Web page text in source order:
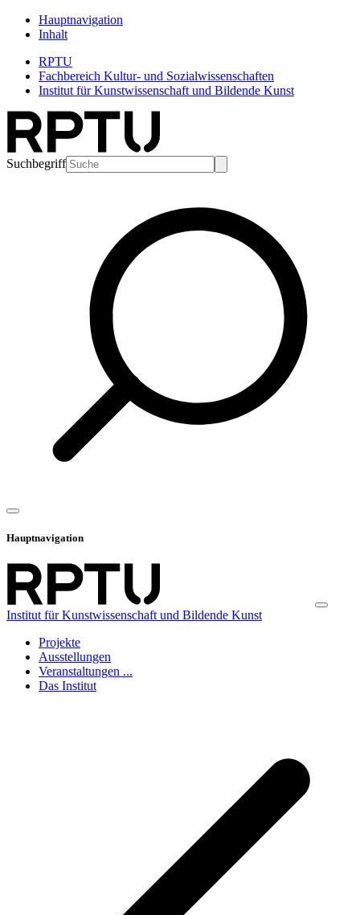
Hauptnavigation
Inhalt
RPTU
Fachbereich Kultur- und Sozialwissenschaften
Institut für Kunstwissenschaft und Bildende Kunst
Suchbegriff
Hauptnavigation
Institut für Kunstwissenschaft und Bildende Kunst
Projekte
Ausstellungen
Veranstaltungen ...
Das Institut